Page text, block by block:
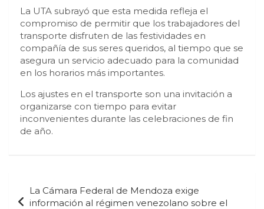
La UTA subrayó que esta medida refleja el
compromiso de permitir que los trabajadores del
transporte disfruten de las festividades en
compañía de sus seres queridos, al tiempo que se
asegura un servicio adecuado para la comunidad
en los horarios más importantes.
Los ajustes en el transporte son una invitación a
organizarse con tiempo para evitar
inconvenientes durante las celebraciones de fin
de año.
de
La Cámara Federal de Mendoza exige
información al régimen venezolano sobre el